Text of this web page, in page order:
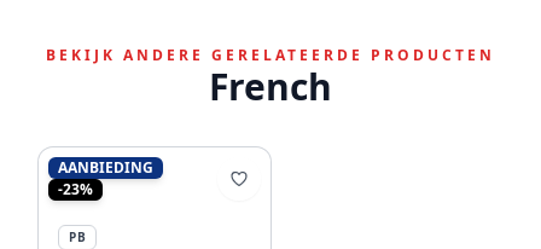
BEKIJK ANDERE GERELATEERDE PRODUCTEN
French
AANBIEDING
-23%
PB